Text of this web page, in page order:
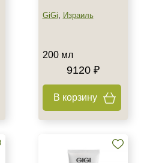
GiGi, Израиль
200 мл
9120 ₽
В корзину